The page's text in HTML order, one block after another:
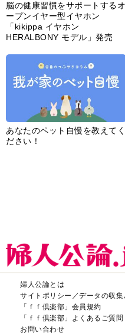
脳の健康習慣をサポートするオ
ープンイヤー型イヤホン
「kikippa イヤホン
HERALBONY モデル」発売
あなたのペット自慢を教えてく
ださい！
婦人公論とは
サイトポリシー／データの収集
「ｆｆ倶楽部」会員規約
「ｆｆ倶楽部」よくあるご質問
お問い合わせ